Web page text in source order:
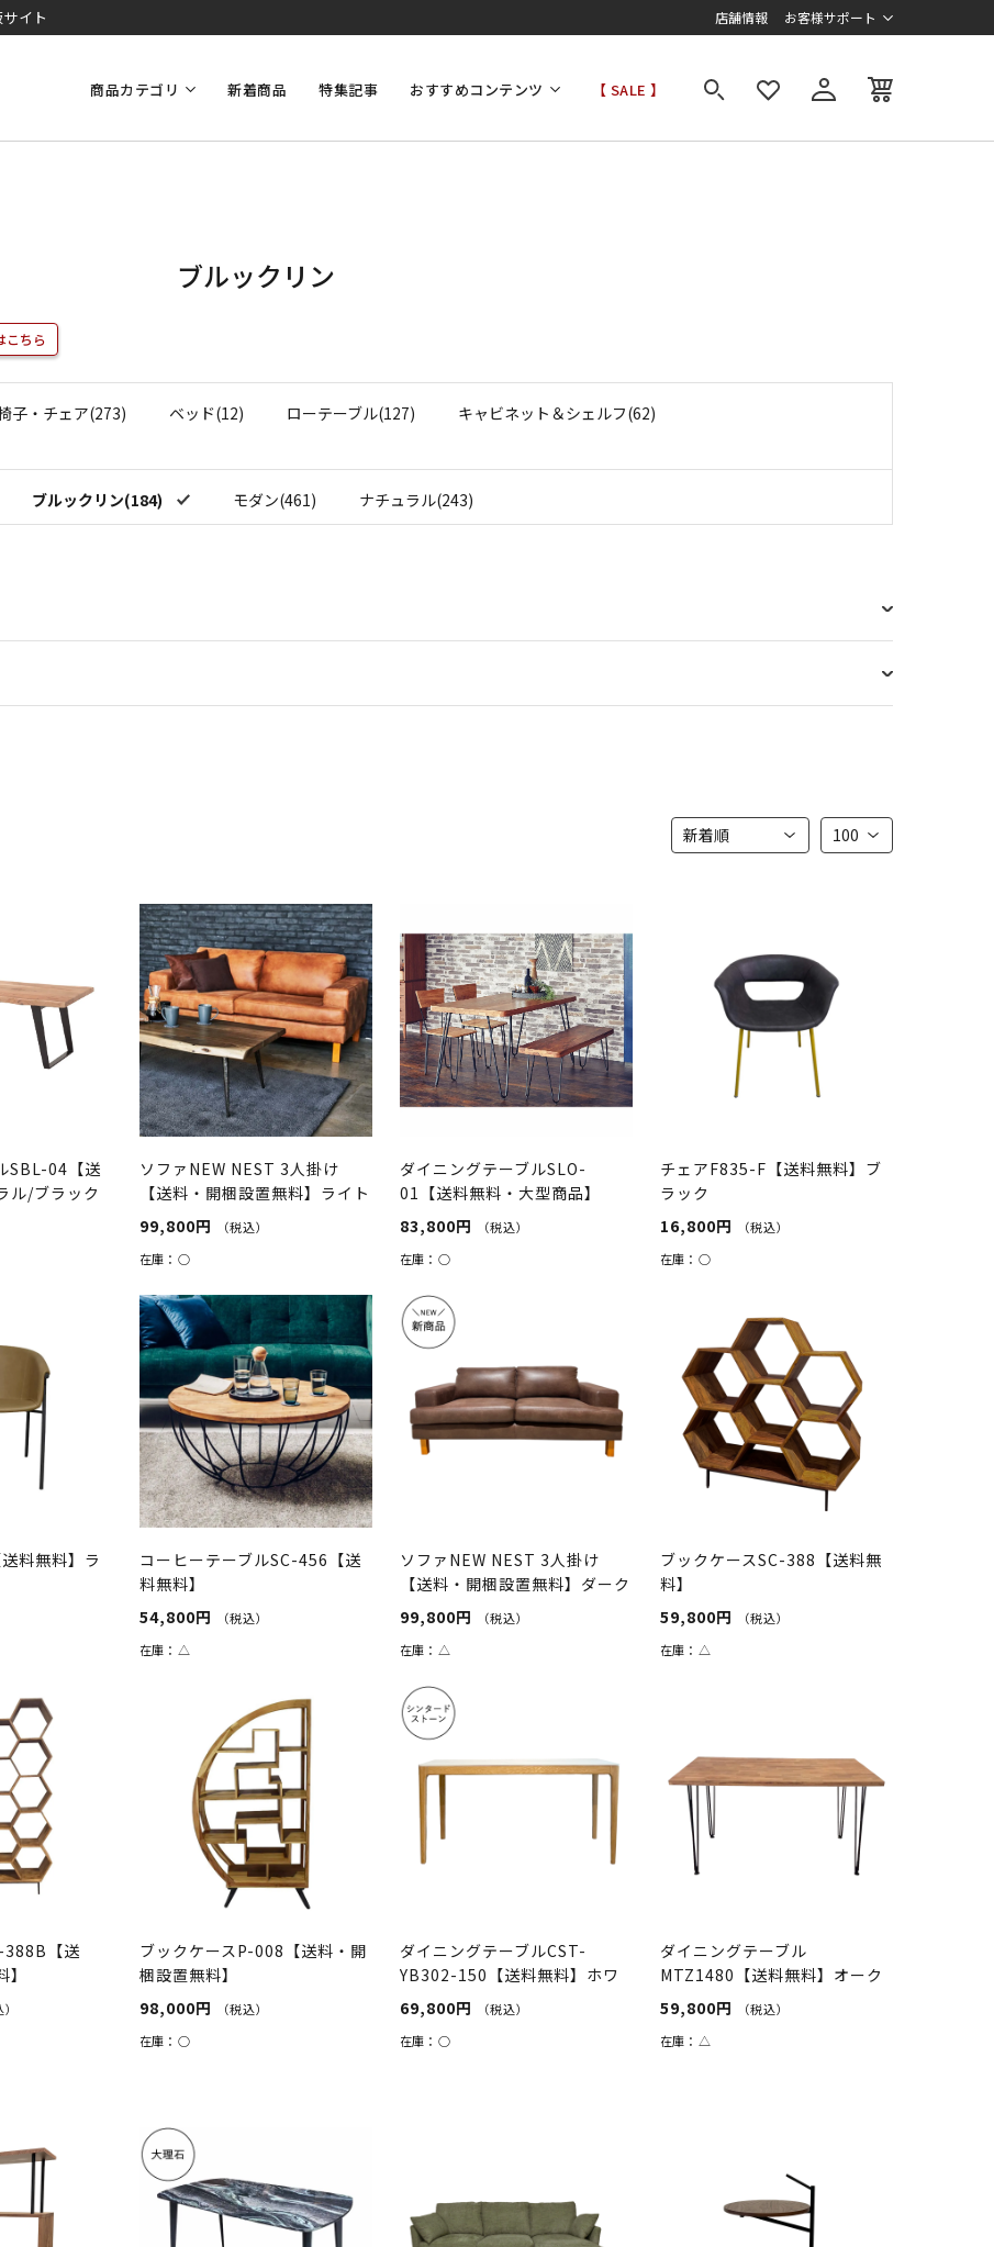
イト 店舗情報 お客様サポート
商品カテゴリ 新着商品 特集記事 おすすめコンテンツ 【 SALE 】
ブルックリン
こちら
子・チェア(273) ベッド(12) ローテーブル(127)
キャビネット＆シェルフ(62)
ブルックリン(184) モダン(461) ナチュラル(243)
SBL-04【送
ル/ブラック
ソファNEW NEST 3人掛け
【送料・開梱設置無料】ライト
ブラウン
99,800円
（税込）
在庫：○
ダイニングテーブルSLO-
01【送料無料・大型商品】
83,800円
（税込）
在庫：○
チェアF835-F【送料無料】ブ
ラック
16,800円
（税込）
在庫：○
料無料】ラ
コーヒーテーブルSC-456【送
料無料】
54,800円
（税込）
在庫： △
ソファNEW NEST 3人掛け
【送料・開梱設置無料】ダーク
ブラウン
99,800円
（税込）
在庫： △
ブックケースSC-388【送料無
料】
59,800円
（税込）
在庫： △
388B【送
ブックケースP-008【送料・開
梱設置無料】
98,000円
（税込）
在庫：○
ダイニングテーブルCST-
YB302-150【送料無料】ホワ
イト/オーク
69,800円
（税込）
在庫：○
ダイニングテーブル
MTZ1480【送料無料】オーク
（フィンガージ...
59,800円
（税込）
在庫： △